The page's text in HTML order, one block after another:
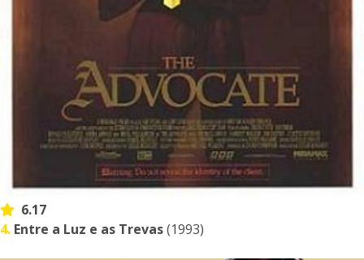
6.17
4. Entre a Luz e as Trevas(1993)